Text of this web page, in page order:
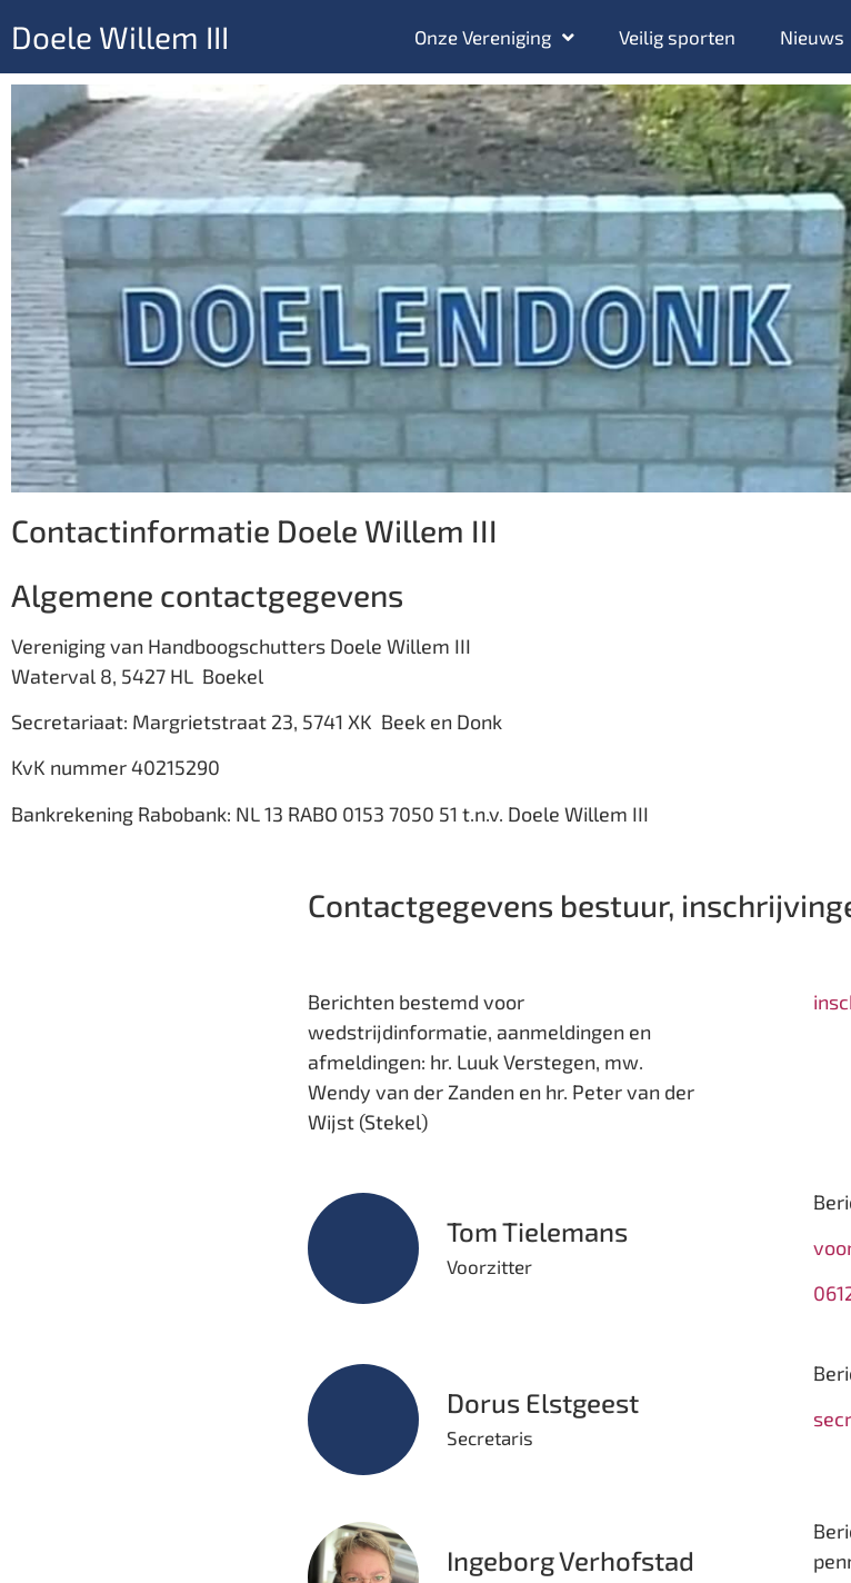
Doele Willem III Onze Vereniging Veilig sporten Nieuws
Contactinformatie Doele Willem III
Algemene contactgegevens
Vereniging van Handboogschutters Doele Willem III
Waterval 8, 5427 HL Boekel
Secretariaat: Margrietstraat 23, 5741 XK Beek en Donk
KvK nummer 40215290
Bankrekening Rabobank: NL 13 RABO 0153 7050 51 t.n.v. Doele Willem III
Contactgegevens bestuur,
Berichten bestemd voor
wedstrijdinformatie, aanmeldingen en
afmeldingen: hr. Luuk Verstegen, mw.
Wendy van der Zanden en hr. Peter van der
Wijst (Stekel)
Tom Tielemans
Voorzitter
Dorus Elstgeest
Secretaris
Ingeborg Verhofstad